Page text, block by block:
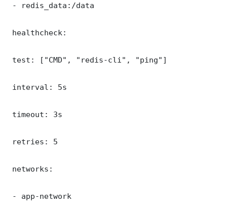
- redis_data:/data
healthcheck:
test: ["CMD", "redis-cli", "ping"]
interval: 5s
timeout: 3s
retries: 5
networks:
- app-network